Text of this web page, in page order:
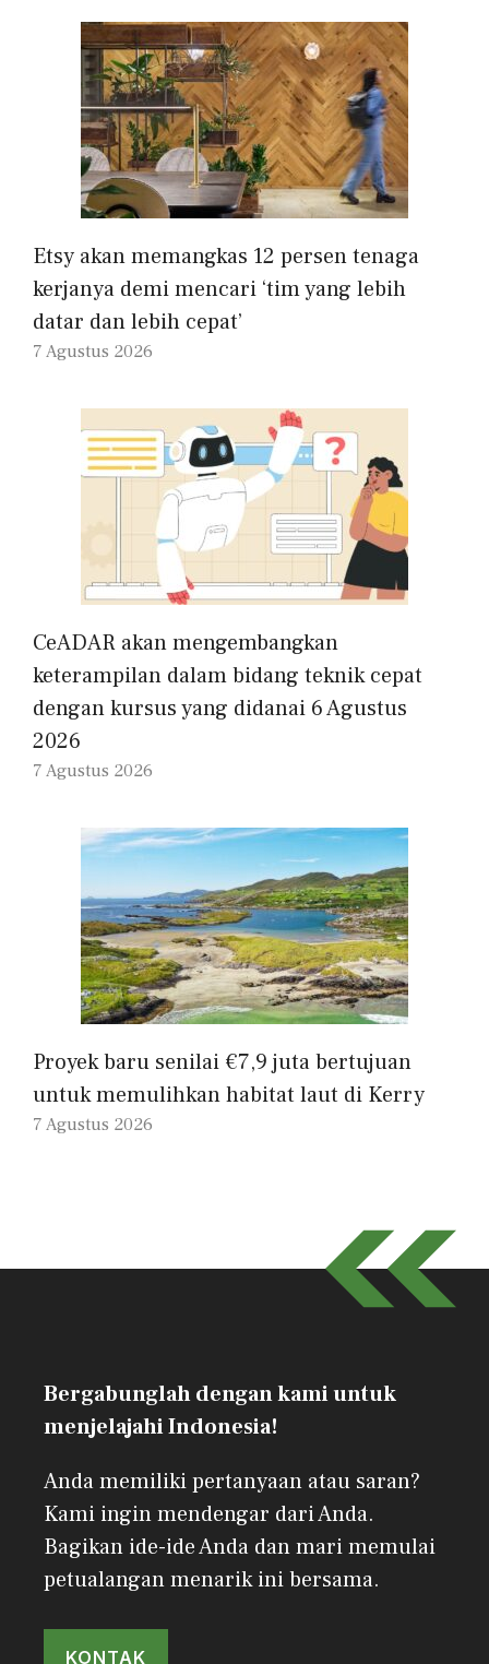
Etsy akan memangkas 12 persen tenaga
kerjanya demi mencari ‘tim yang lebih
datar dan lebih cepat’
7 Agustus 2026
CeADAR akan mengembangkan
keterampilan dalam bidang teknik cepat
dengan kursus yang didanai 6 Agustus
2026
7 Agustus 2026
Proyek baru senilai €7,9 juta bertujuan
untuk memulihkan habitat laut di Kerry
7 Agustus 2026
Bergabunglah dengan kami untuk
menjelajahi Indonesia!
Anda memiliki pertanyaan atau saran?
Kami ingin mendengar dari Anda.
Bagikan ide-ide Anda dan mari memulai
petualangan menarik ini bersama.
KONTAK